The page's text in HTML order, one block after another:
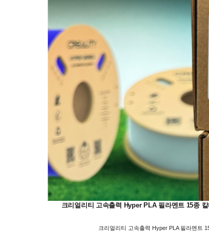
크리얼리티 고속출력 Hyper PLA 필라멘트 15종
크리얼리티 고속출력 Hyper PLA 필라멘트